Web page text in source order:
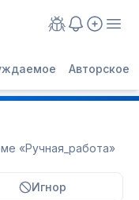
Авторское
«Ручная_работа»
Игнор